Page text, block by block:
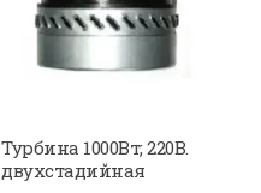
Турбина 1000Вт; 220В.
двухстадийная